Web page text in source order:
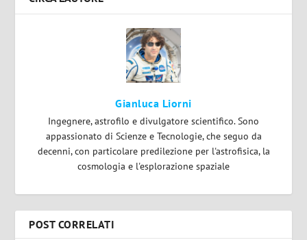
Gianluca Liorni
Ingegnere, astrofilo e divulgatore scientifico. Sono
appassionato di Scienze e Tecnologie, che seguo da
decenni, con particolare predilezione per l'astrofisica, la
cosmologia e l'esplorazione spaziale
POST CORRELATI